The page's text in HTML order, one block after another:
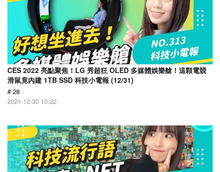
CES 2022 亮點聚焦！LG 秀超狂 OLED 多媒體娛樂艙！這顆電競
滑鼠竟內建 1TB SSD 科技小電報 (12/31)
# 28
2021-12-30 10:22